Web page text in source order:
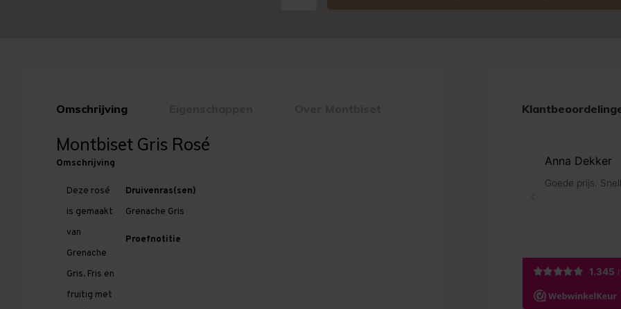
Omschrijving
Montbiset Gris Rosé
Omschrijving
Deze rosé
is gemaakt
van
Grenache
Gris. Fris en
fruitig met
Druivenras(sen)
Grenache Gris
Proefnotitie